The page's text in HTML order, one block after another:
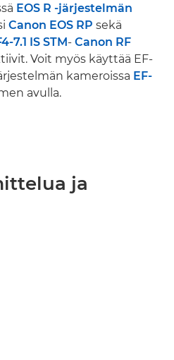
EOS R -järjestelmän
Canon EOS RP sekä
7.1 IS STM- Canon RF
Voit myös käyttää EF-
kameroissa EF-
avulla.
ja